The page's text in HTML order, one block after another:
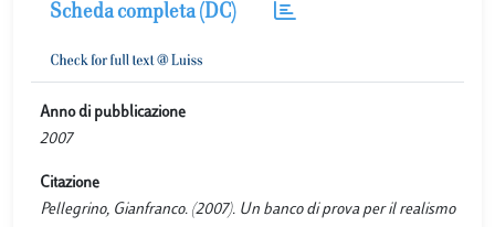
Scheda completa (DC)
Anno di pubblicazione
2007
Citazione
Pellegrino, Gianfranco. (2007). Un banco di prova per il realismo